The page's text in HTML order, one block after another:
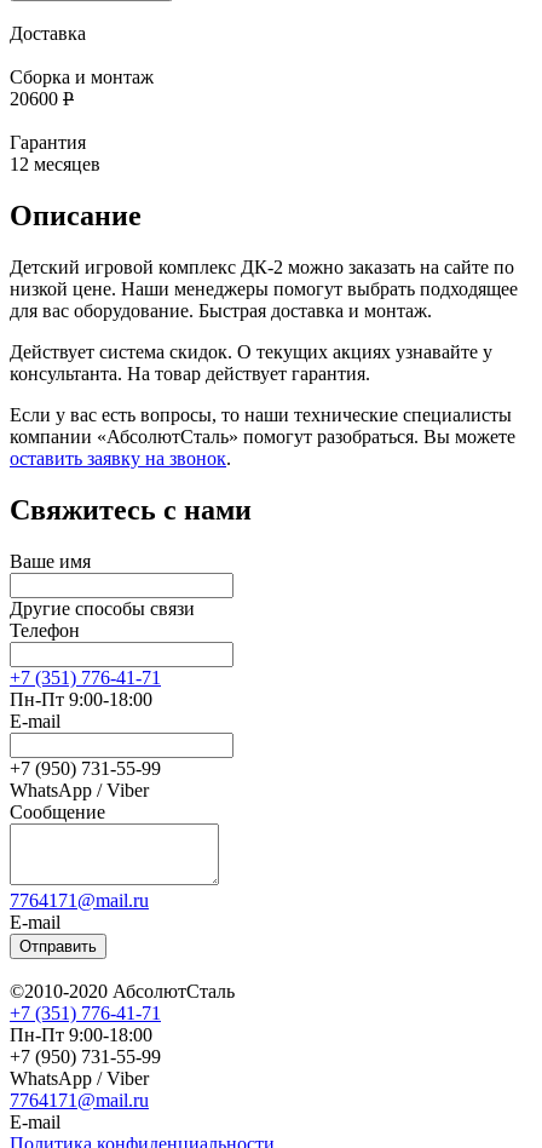
Доставка
Сборка и монтаж
20600 Р
Гарантия
12 месяцев
Описание
Детский игровой комплекс ДК-2 можно заказать на сайте по
низкой цене. Наши менеджеры помогут выбрать подходящее
для вас оборудование. Быстрая доставка и монтаж.
Действует система скидок. О текущих акциях узнавайте у
консультанта. На товар действует гарантия.
Если у вас есть вопросы, то наши технические специалисты
компании «АбсолютСталь» помогут разобраться. Вы можете
оставить заявку на звонок.
Свяжитесь с нами
Ваше имя
Другие способы связи
Телефон
+7 (351) 776-41-71
Пн-Пт 9:00-18:00
E-mail
+7 (950) 731-55-99
WhatsApp / Viber
Сообщение
7764171@mail.ru
E-mail
Отправить
©2010-2020 АбсолютСталь
+7 (351) 776-41-71
Пн-Пт 9:00-18:00
+7 (950) 731-55-99
WhatsApp / Viber
7764171@mail.ru
E-mail
Политика конфиденциальности